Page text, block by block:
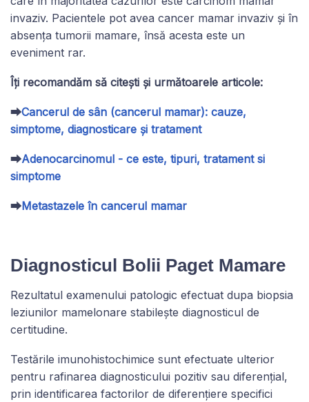
invaziv. Pacientele pot avea cancer mamar invaziv și în
absența tumorii mamare, însă acesta este un
eveniment rar.
Îți recomandăm să citești și următoarele articole:
⮕Cancerul de sân (cancerul mamar): cauze,
simptome, diagnosticare și tratament
⮕Adenocarcinomul - ce este, tipuri, tratament si
simptome
⮕Metastazele în cancerul mamar
Diagnosticul Bolii Paget Mamare
Rezultatul examenului patologic efectuat dupa biopsia
leziunilor mamelonare stabilește diagnosticul de
certitudine.
Testările imunohistochimice sunt efectuate ulterior
pentru rafinarea diagnosticului pozitiv sau diferențial,
prin identificarea factorilor de diferențiere specifici